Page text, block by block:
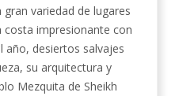
variedad de lugares
costa impresionante con
año, desiertos salvajes
su arquitectura y
Mezquita de Sheikh